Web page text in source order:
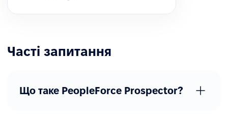
Часті запитання
Що таке PeopleForce Prospector?